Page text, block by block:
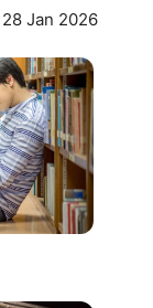
28 Jan 2026